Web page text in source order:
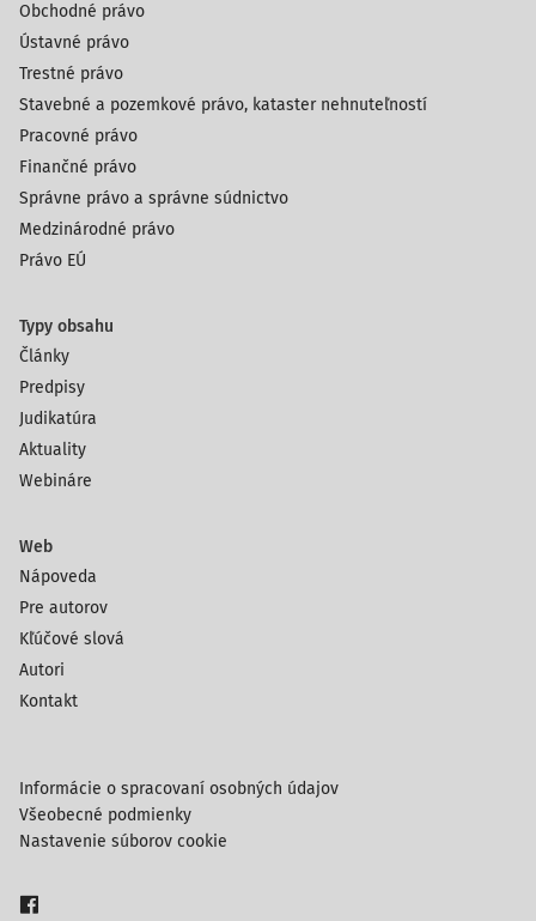
Obchodné právo
Ústavné právo
Trestné právo
Stavebné a pozemkové právo, kataster nehnuteľností
Pracovné právo
Finančné právo
Správne právo a správne súdnictvo
Medzinárodné právo
Právo EÚ
Typy obsahu
Články
Predpisy
Judikatúra
Aktuality
Webináre
Web
Nápoveda
Pre autorov
Kľúčové slová
Autori
Kontakt
Informácie o spracovaní osobných údajov
Všeobecné podmienky
Nastavenie súborov cookie